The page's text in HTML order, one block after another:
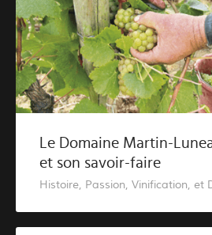
Le Domaine Martin-
et son savoir-faire
Histoire, Passion, Vinification, et